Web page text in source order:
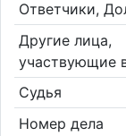
Ответчики,
Другие лица,
участвующие
Судья
Номер дела